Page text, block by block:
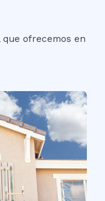
ofrecemos en